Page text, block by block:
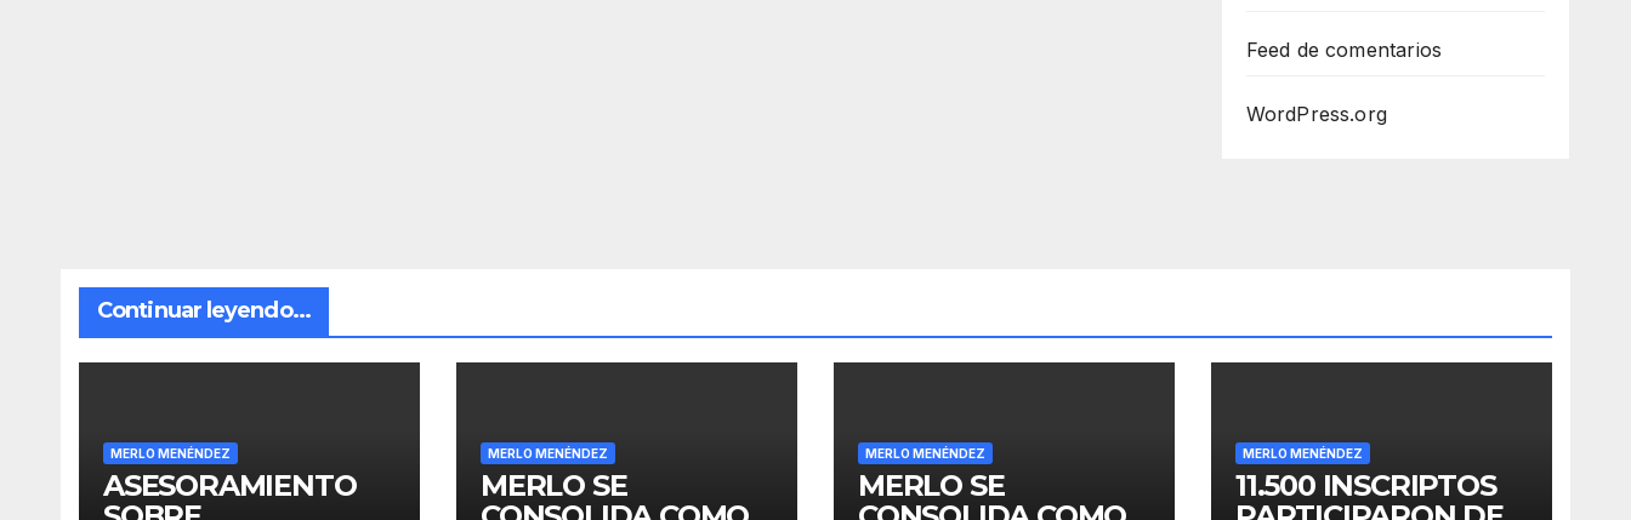
Feed de comentarios
WordPress.org
Continuar leyendo...
MERLO MENÉNDEZ
ASESORAMIENTO
MERLO MENÉNDEZ
MERLO SE
MERLO MENÉNDEZ
MERLO SE
MERLO MENÉNDEZ
11.500 INSCRIPTOS